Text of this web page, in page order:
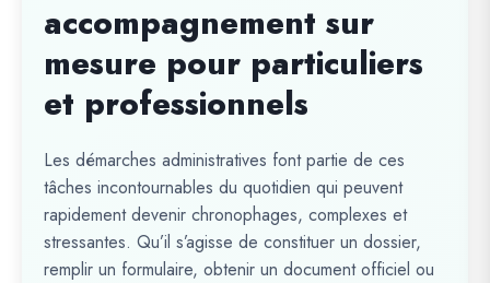
accompagnement sur
mesure pour particuliers
et professionnels
Les démarches administratives font partie de ces
tâches incontournables du quotidien qui peuvent
rapidement devenir chronophages, complexes et
stressantes. Qu’il s’agisse de constituer un dossier,
remplir un formulaire, obtenir un document officiel ou